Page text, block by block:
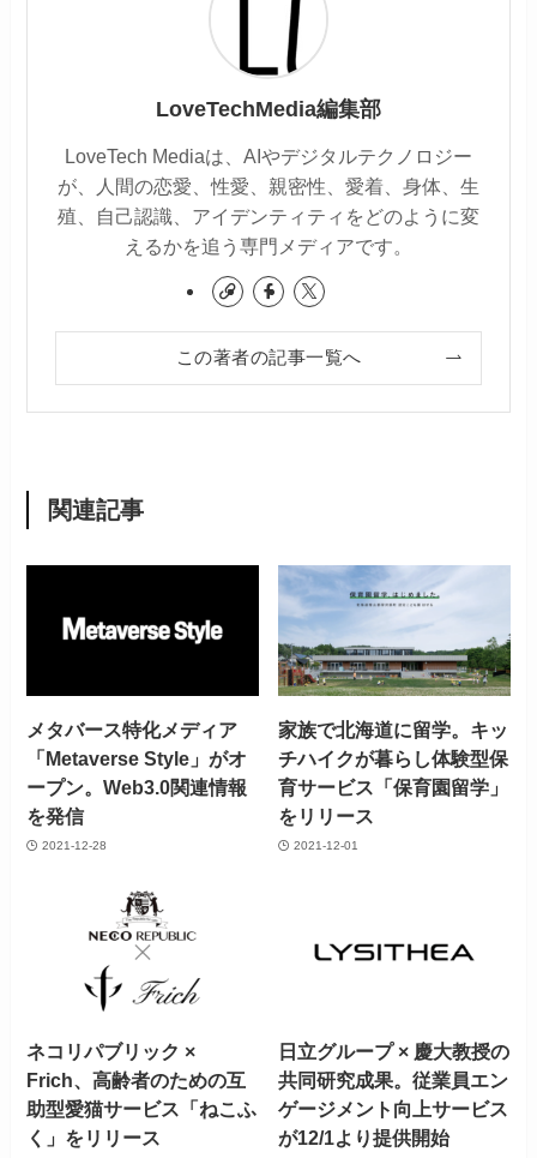
LoveTechMedia編集部
LoveTech Mediaは、AIやデジタルテクノロジー
が、人間の恋愛、性愛、親密性、愛着、身体、生
殖、自己認識、アイデンティティをどのように変
えるかを追う専門メディアです。
この著者の記事一覧へ
関連記事
メタバース特化メディア
「Metaverse Style」がオ
ープン。Web3.0関連情報
を発信
2021-12-28
家族で北海道に留学。キッ
チハイクが暮らし体験型保
育サービス「保育園留学」
をリリース
2021-12-01
ネコリパブリック ×
Frich、高齢者のための互
助型愛猫サービス「ねこふ
く」をリリース
日立グループ × 慶大教授の
共同研究成果。従業員エン
ゲージメント向上サービス
が12/1より提供開始